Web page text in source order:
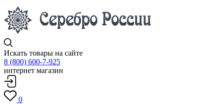
Искать товары на сайте
8 (800) 600-7-925
интернет магазин
0